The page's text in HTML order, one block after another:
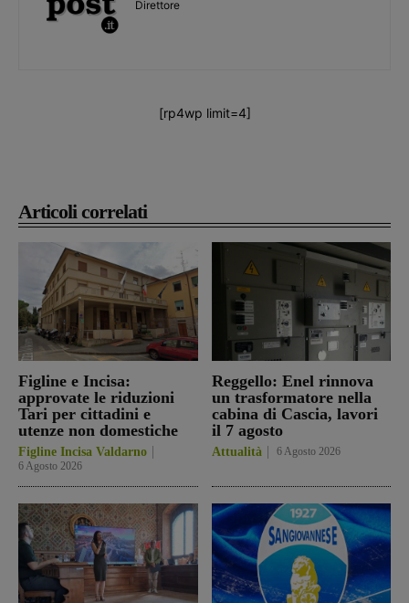
Articoli correlati
Figline e Incisa:
approvate le riduzioni
Tari per cittadini e
utenze non domestiche
Figline Incisa Valdarno
6 Agosto 2026
Reggello: Enel rinnova
un trasformatore nella
cabina di Cascia, lavori
il 7 agosto
Attualità 6 Agosto 2026
Direttore
[rp4wp limit=4]